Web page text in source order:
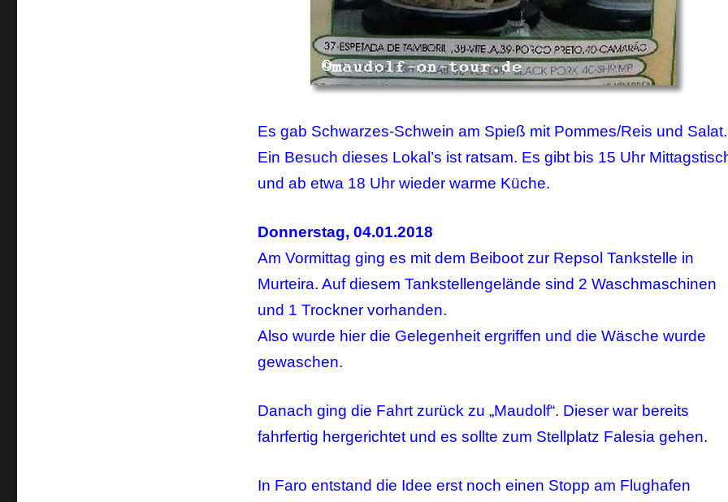
Es gab Schwarzes-Schwein am Spieß mit Pommes/Reis und Salat.
Ein Besuch dieses Lokal’s ist ratsam. Es gibt bis 15 Uhr
und ab etwa 18 Uhr wieder warme Küche.
Donnerstag, 04.01.2018
Am Vormittag ging es mit dem Beiboot zur Repsol Tankstelle in
Murteira. Auf diesem Tankstellengelände sind 2 Waschmaschinen
und 1 Trockner vorhanden.
Also wurde hier die Gelegenheit ergriffen und die Wäsche wurde
gewaschen.
Danach ging die Fahrt zurück zu „Maudolf“. Dieser war bereits
fahrfertig hergerichtet und es sollte zum Stellplatz Falesia gehen.
In Faro entstand die Idee erst noch einen Stopp am Flughafen